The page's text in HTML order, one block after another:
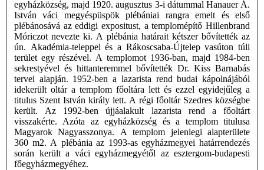
egyházközség, majd 1920. augusztus 3-i dátummal Hanauer Á.
István váci megyéspüspök plébániai rangra emelt és első
plébánosává az eddigi expositust, a templomépítő Hillenbrand
Móriczot nevezte ki. A plébánia határait kétszer bővítették az
ún. Akadémia-teleppel és a Rákoscsaba-Újtelep vasúton túli
terület egy részével. A templomot 1936-ban, majd 1984-ben
sekrestyével és hittanteremmel bővítették Dr. Kiss Barnabás
tervei alapján. 1952-ben a lazarista rend budai kápolnájából
idekerült oltár a templom főoltára lett és ezzel egyidejűleg a
titulus Szent István király lett. A régi főoltár Szedres községbe
került. Az 1992-ben újjáalakult lazarista rend a főoltárt
visszakérte. Azóta az egyházközség és a templom titulusa
Magyarok Nagyasszonya. A templom jelenlegi alapterülete
360 m2. A plébánia az 1993-as egyházmegyei határrendezés
során került a váci egyházmegyétől az esztergom-budapesti
főegyházmegyéhez.